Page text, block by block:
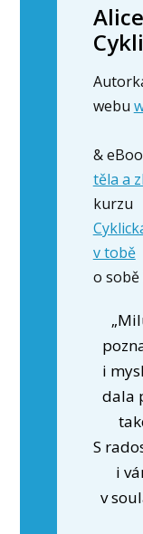
webu
&
těla a
kurzu
v tobě
o sobě
i
dala
S
i
v